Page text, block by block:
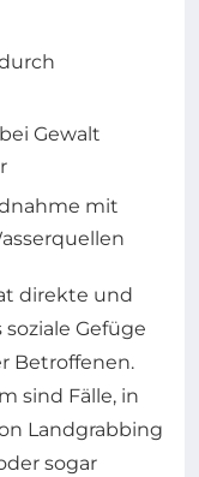
Gewalt
mit
direkte und
Gefüge
Betroffenen.
sind Fälle, in
Landgrabbing
sogar